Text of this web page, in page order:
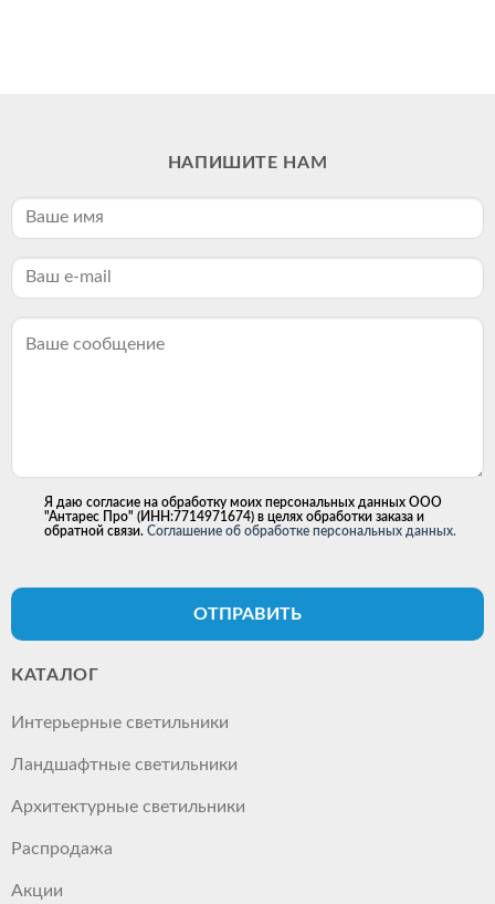
НАПИШИТЕ НАМ
Я даю согласие на обработку моих персональных данных ООО
"Антарес Про" (ИНН:7714971674) в целях обработки заказа и
обратной связи. Соглашение об обработке персональных данных.
ОТПРАВИТЬ
КАТАЛОГ
Интерьерные светильники
Ландшафтные светильники
Архитектурные светильники
Распродажа
Акции